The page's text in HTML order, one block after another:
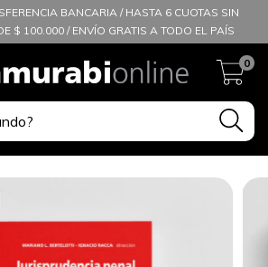
BANCARIA / HASTA 6 CUOTAS SIN
$ 100.000 / ENVÍO GRATIS A TODO EL PAÍS
0